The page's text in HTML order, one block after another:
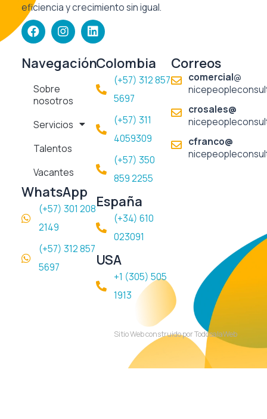
eficiencia y crecimiento sin igual.
F
a
c
e
b
o
o
k
I
n
s
t
a
r
a
m
L
i
n
k
e
d
Navegación
Sobre
nosotros
Servicios
Talentos
Vacantes
WhatsApp
(+57) 301 208
2149
(+57) 312 857
5697
Colombia
(+57) 312 857
5697​
(+57) 311
4059309
(+57) 350
859 2255
España
(+34) 610
023091
USA
+1 (305) 505
1913
Correos
comercial@
crosales@
cfranco@
Sitio Web construido por TodosalaWeb